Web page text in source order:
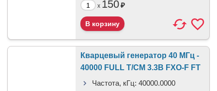
x 150₽
Кварцевый генератор 40 МГц -
40000 FULL T/CM 3.3В FXO-F FT
Частота, кГц: 40000.0000